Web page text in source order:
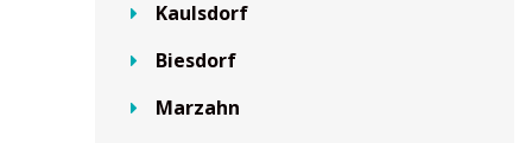
Kaulsdorf
Biesdorf
Marzahn